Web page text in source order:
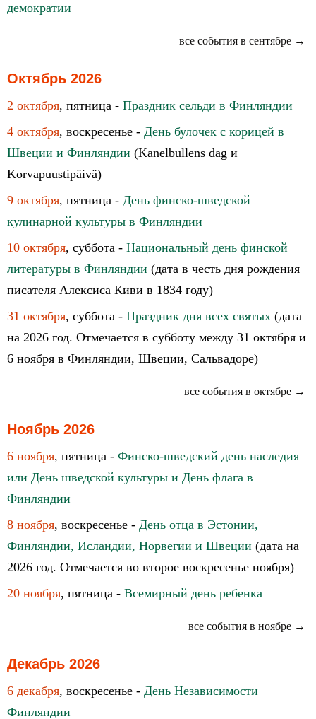
демократии
все события в сентябре →
Октябрь 2026
2 октября, пятница - Праздник сельди в Финляндии
4 октября, воскресенье - День булочек с корицей в
Швеции и Финляндии (Kanelbullens dag и
Korvapuustipäivä)
9 октября, пятница - День финско-шведской
кулинарной культуры в Финляндии
10 октября, суббота - Национальный день финской
литературы в Финляндии (дата в честь дня рождения
писателя Алексиса Киви в 1834 году)
31 октября, суббота - Праздник дня всех святых (дата
на 2026 год. Отмечается в субботу между 31 октября и
6 ноября в Финляндии, Швеции, Сальвадоре)
все события в октябре →
Ноябрь 2026
6 ноября, пятница - Финско-шведский день наследия
или День шведской культуры и День флага в
Финляндии
8 ноября, воскресенье - День отца в Эстонии,
Финляндии, Исландии, Норвегии и Швеции (дата на
2026 год. Отмечается во второе воскресенье ноября)
20 ноября, пятница - Всемирный день ребенка
все события в ноябре →
Декабрь 2026
6 декабря, воскресенье - День Независимости
Финляндии